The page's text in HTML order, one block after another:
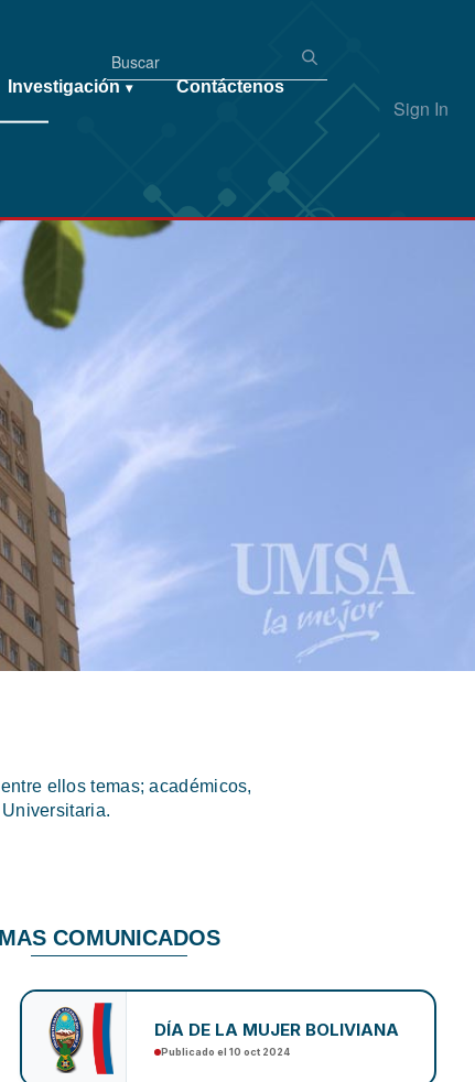
Sign In
Investigación ▾ Contáctenos
ellos temas; académicos,
MAS COMUNICADOS
DÍA DE LA MUJER BOLIVIANA
Publicado el 10 oct 2024